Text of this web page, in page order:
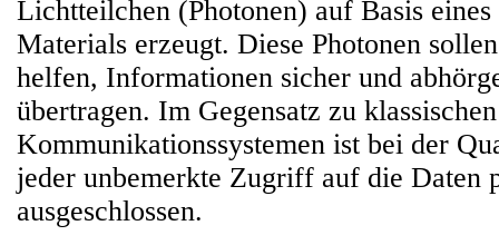
Lichtteilchen (Photonen) auf Basis
Materials erzeugt. Diese Photonen
helfen, Informationen sicher und
übertragen. Im Gegensatz zu klassischen
Kommunikationssystemen ist bei der
jeder unbemerkte Zugriff auf die Daten
ausgeschlossen.